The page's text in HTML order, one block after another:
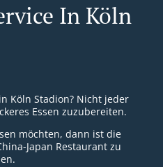
In Köln
Köln Stadion? Nicht jeder
Essen zuzubereiten.
möchten, dann ist die
Japan Restaurant zu